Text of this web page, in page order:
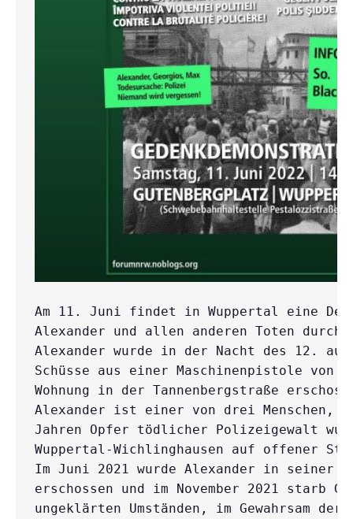
Am 11. Juni findet in Wuppertal eine
Alexander und allen anderen Toten
Alexander wurde in der Nacht des 12.
Schüsse aus einer Maschinenpistole
Wohnung in der Tannenbergstraße
Alexander ist einer von drei Menschen,
Jahren Opfer tödlicher Polizeigewalt
Wuppertal-Wichlinghausen auf offener
Im Juni 2021 wurde Alexander in seiner
erschossen und im November 2021 starb
ungeklärten Umständen, im Gewahrsam